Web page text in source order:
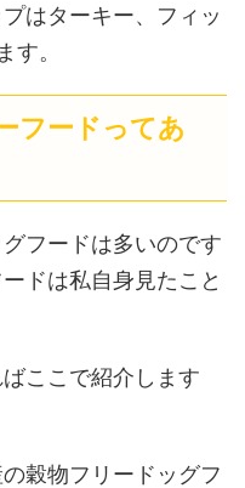
はターキー、フィッ
す。
フードってあ
フードは多いのです
ドは私自身見たこと
ここで紹介します
穀物フリードッグフ